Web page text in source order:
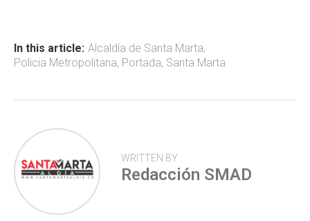
ok p
p
tir
In this article: Alcaldía de Santa Marta,
Policia Metropolitana, Portada, Santa Marta
WRITTEN BY
Redacción SMAD